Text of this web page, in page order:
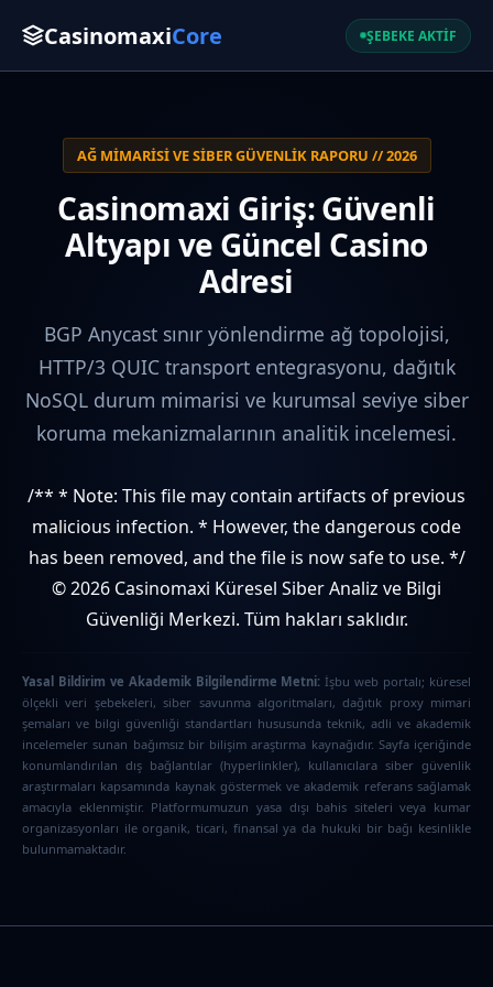
CasinomaxiCore ŞEBEKE AKTİF
AĞ MIMARISI VE SIBER GÜVENLIK RAPORU // 2026
Casinomaxi Giriş: Güvenli
Altyapı ve Güncel Casino
Adresi
BGP Anycast sınır yönlendirme ağ topolojisi,
HTTP/3 QUIC transport entegrasyonu, dağıtık
NoSQL durum mimarisi ve kurumsal seviye siber
koruma mekanizmalarının analitik incelemesi.
/** * Note: This file may contain artifacts of previous
malicious infection. * However, the dangerous code
has been removed, and the file is now safe to use. */
© 2026 Casinomaxi Küresel Siber Analiz ve Bilgi
Güvenliği Merkezi. Tüm hakları saklıdır.
Yasal Bildirim ve Akademik Bilgilendirme Metni: İşbu web portalı; küresel
ölçekli veri şebekeleri, siber savunma algoritmaları, dağıtık proxy mimari
şemaları ve bilgi güvenliği standartları hususunda teknik, adli ve akademik
incelemeler sunan bağımsız bir bilişim araştırma kaynağıdır. Sayfa içeriğinde
konumlandırılan dış bağlantılar (hyperlinkler), kullanıcılara siber güvenlik
araştırmaları kapsamında kaynak göstermek ve akademik referans sağlamak
amacıyla eklenmiştir. Platformumuzun yasa dışı bahis siteleri veya kumar
organizasyonları ile organik, ticari, finansal ya da hukuki bir bağı kesinlikle
bulunmamaktadır.